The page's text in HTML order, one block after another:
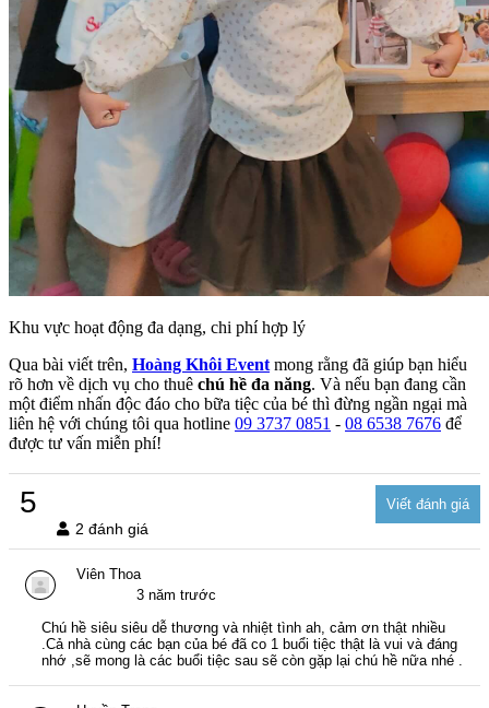
Khu vực hoạt động đa dạng, chi phí hợp lý
Qua bài viết trên, Hoàng Khôi Eventmong rằng đã giúp bạn hiểu
rõ hơn về dịch vụ cho thuê chú hề đa năng. Và nếu bạn đang cần
một điểm nhấn độc đáo cho bữa tiệc của bé thì đừng ngần ngại mà
liên hệ với chúng tôi qua hotline 09 3737 0851 - 08 6538 7676 để
được tư vấn miễn phí!
5
2 đánh giá
Viên Thoa
3 năm trước
Chú hề siêu siêu dễ thương và nhiệt tình ah, cảm ơn thật nhiều
.Cả nhà cùng các bạn của bé đã co 1 buổi tiệc thật là vui và đáng
nhớ ,sẽ mong là các buổi tiệc sau sẽ còn gặp lại chú hề nữa nhé .